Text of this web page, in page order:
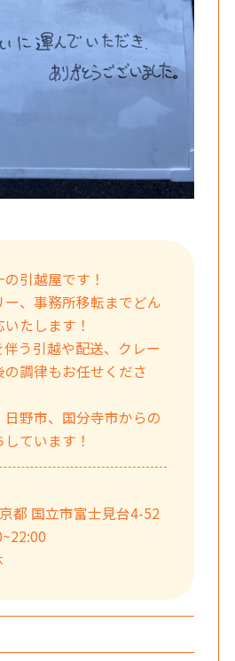
引越屋です！
、事務所移転までどん
たします！
伴う引越や配送、クレー
調律もお任せくださ
野市、国分寺市からの
ています！
都 国立市富士見台4-52